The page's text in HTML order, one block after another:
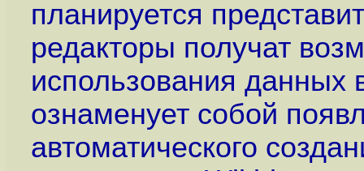
планируется
редакторы получат
использования
ознаменует собой
автоматического